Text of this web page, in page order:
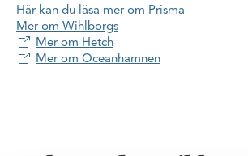
Här kan du läsa mer om Prisma
Mer om Wihlborgs
Mer om Hetch
Mer om Oceanhamnen